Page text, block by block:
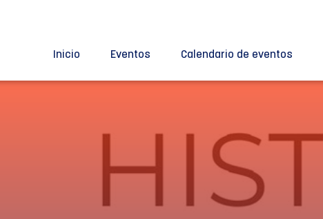
Inicio Eventos Calendario de eventos